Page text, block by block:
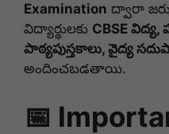
Examination ద్వారా
విద్యార్థులకు CBSE
పాఠ్యపుస్తకాలు, వైద్య
అందించబడతాయి.
📅